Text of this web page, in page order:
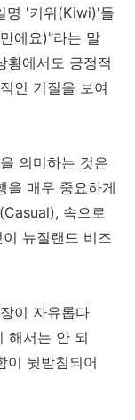
명 '키위(Kiwi)'들
에요)"라는 말
황에서도 긍정적
인 기질을 보여
의미하는 것은
을 매우 중요하게
속으로
뉴질랜드 비즈
이 자유롭다
해서는 안 되
이 뒷받침되어